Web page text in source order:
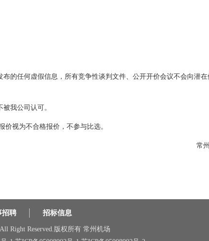
的任何虚假信息，所有竞争性谈判文件、公开开价会议不会向潜
我公司认可。
视为不合格报价，不参与比选。
常
招聘 招标信息
Right Reserved.版权所有 常州机场